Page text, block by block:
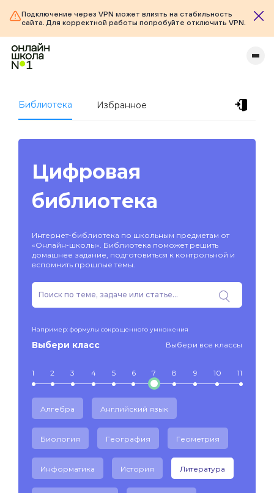
Подключение через VPN может влиять на стабильность
сайта. Для корректной работы попробуйте отключить VPN.
Библиотека Избранное
Цифровая
библиотека
Интернет-библиотека по школьным предметам от
«Онлайн-школы». Библиотека поможет решить
домашнее задание, подготовиться к контрольной и
вспомнить прошлые темы.
Например: формулы сокращенного умножения
Выбери класс Выбери все классы
1 2 3 4 5 6 7 8 9 10 11
Алгебра Английский язык
Биология География Геометрия
Информатика История Литература